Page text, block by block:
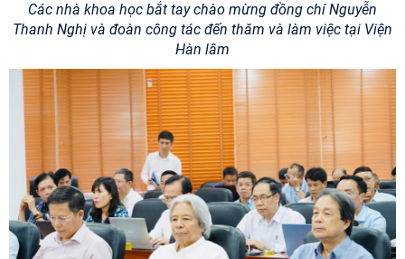
Các nhà khoa học bắt tay chào mừng đồng chí Nguyễn
Thanh Nghị và đoàn công tác đến thăm và làm việc tại Viện
Hàn lâm